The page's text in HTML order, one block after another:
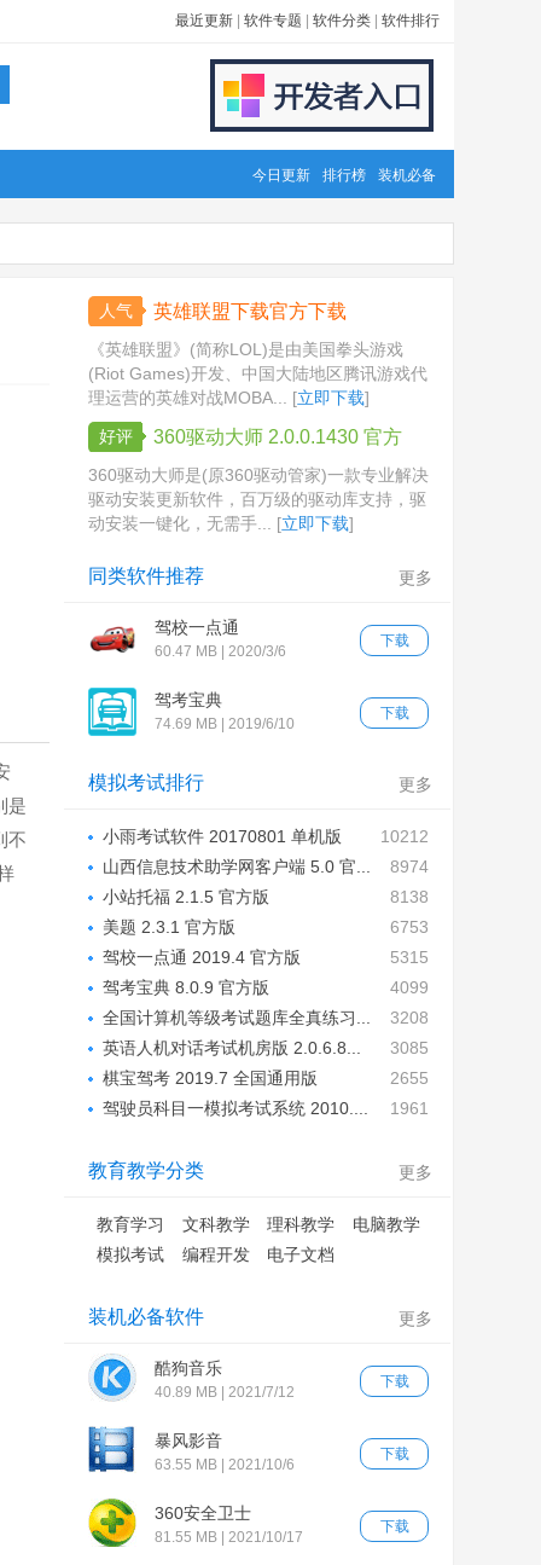
最近更新 软件专题 软件分类 软件排行
今日更新 排行榜 装机必备
是
不
人气 英雄联盟下载官方下载
《英雄联盟》(简称LOL)是由美国拳头游戏
(Riot Games)开发、中国大陆地区腾讯游戏代
理运营的英雄对战MOBA... [立即下载]
好评
360驱动大师 2.0.0.1430 官方
版
360驱动大师是(原360驱动管家)一款专业解决
驱动安装更新软件，百万级的驱动库支持，驱
动安装一键化，无需手... [立即下载]
更多
同类软件推荐
下载
驾校一点通
60.47 MB | 2020/3/6
下载
驾考宝典
74.69 MB | 2019/6/10
更多
模拟考试排行
10212
小雨考试软件 20170801 单机版
8974
山西信息技术助学网客户端 5.0 官...
8138
小站托福 2.1.5 官方版
6753
美题 2.3.1 官方版
5315
驾校一点通 2019.4 官方版
4099
驾考宝典 8.0.9 官方版
3208
全国计算机等级考试题库全真练习...
3085
英语人机对话考试机房版 2.0.6.8...
2655
棋宝驾考 2019.7 全国通用版
1961
驾驶员科目一模拟考试系统 2010....
更多
教育教学分类
教育学习 文科教学 理科教学
电脑教学
模拟考试
编程开发 电子文档
更多
装机必备软件
下载
酷狗音乐
40.89 MB | 2021/7/12
下载
暴风影音
63.55 MB | 2021/10/6
下载
360安全卫士
81.55 MB | 2021/10/17